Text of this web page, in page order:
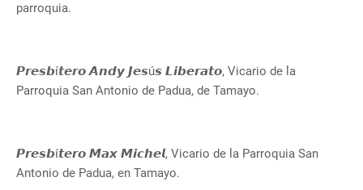
parroquia.
𝙋𝙧𝙚𝙨𝙗í𝙩𝙚𝙧𝙤 𝘼𝙣𝙙𝙮 𝙅𝙚𝙨ú𝙨 𝙇𝙞𝙗𝙚𝙧𝙖𝙩𝙤, Vicario de la
Parroquia San Antonio de Padua, de Tamayo.
𝙋𝙧𝙚𝙨𝙗í𝙩𝙚𝙧𝙤 𝙈𝙖𝙭 𝙈𝙞𝙘𝙝𝙚𝙡, Vicario de la Parroquia San
Antonio de Padua, en Tamayo.